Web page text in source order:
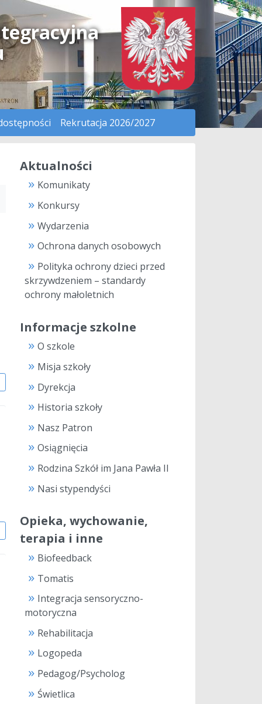
Rekrutacja 2026/2027
Aktualności
Komunikaty
Konkursy
Wydarzenia
Ochrona danych osobowych
Polityka ochrony dzieci przed
skrzywdzeniem – standardy
ochrony małoletnich
Informacje szkolne
O szkole
Misja szkoły
Dyrekcja
Historia szkoły
Nasz Patron
Osiągnięcia
Rodzina Szkół im Jana Pawła II
Nasi stypendyści
Opieka, wychowanie,
terapia i inne
Biofeedback
Tomatis
Integracja sensoryczno-
motoryczna
Rehabilitacja
Logopeda
Pedagog/Psycholog
Świetlica